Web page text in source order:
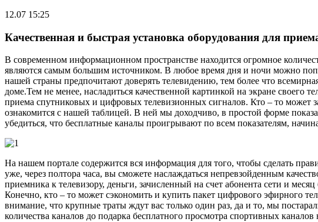
12.07 15:25
Качественная и быстрая установка оборудования для
В современном информационном пространстве находится огромное
являются самым большим источником. В любое время дня и ночи можно
нашей страны предпочитают доверять телевидению, тем более что
доме.Тем не менее, насладиться качественной картинкой на экране
приема спутниковых и цифровых телевизионных сигналов. Кто – то может
ознакомится с нашей таблицей. В ней мы доходчиво, в простой форме
убедиться, что бесплатные каналы проигрывают по всем показателям,
На нашем портале содержится вся информация для того, чтобы сделать
уже, через полтора часа, вы сможете наслаждаться непревзойденным
приемника к телевизору, деньги, зачисленный на счет абонента сети и
Конечно, кто – то может сэкономить и купить пакет цифрового эфирного
внимание, что крупные траты ждут вас только один раз, да и то, мы
количества каналов до подарка бесплатного просмотра спортивных каналов